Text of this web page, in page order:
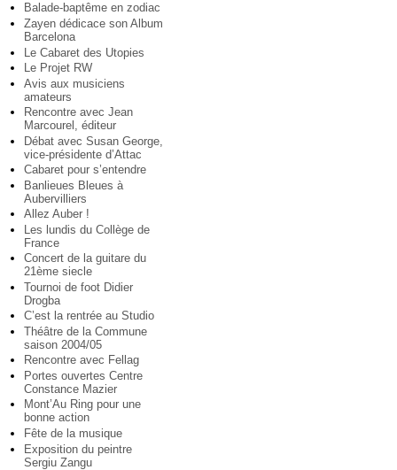
Balade-baptême en zodiac
Zayen dédicace son Album
Barcelona
Le Cabaret des Utopies
Le Projet RW
Avis aux musiciens
amateurs
Rencontre avec Jean
Marcourel, éditeur
Débat avec Susan George,
vice-présidente d’Attac
Cabaret pour s’entendre
Banlieues Bleues à
Aubervilliers
Allez Auber !
Les lundis du Collège de
France
Concert de la guitare du
21ème siecle
Tournoi de foot Didier
Drogba
C’est la rentrée au Studio
Théâtre de la Commune
saison 2004/05
Rencontre avec Fellag
Portes ouvertes Centre
Constance Mazier
Mont’Au Ring pour une
bonne action
Fête de la musique
Exposition du peintre
Sergiu Zangu